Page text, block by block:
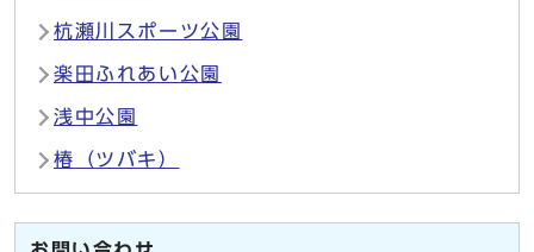
杭瀬川スポーツ公園
楽田ふれあい公園
浅中公園
椿（ツバキ）